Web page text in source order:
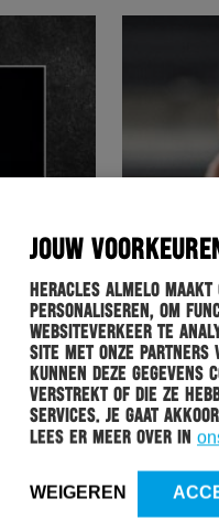
JOUW
Heracles Almelo
personaliseren, om
websiteverkeer te
site met onze partners
kunnen deze
verstrekt of die ze
services. Je gaat
Lees er meer over in
WEIGEREN